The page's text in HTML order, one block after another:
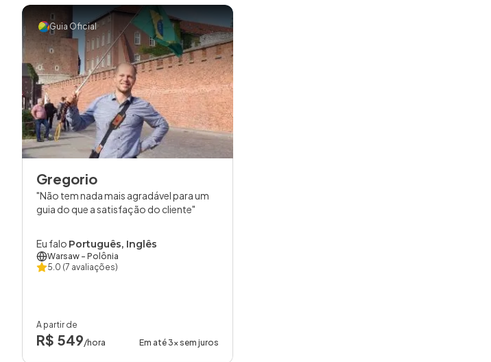
Guia Oficial
Gregorio
Não tem nada mais agradável para um
guia do que a satisfação do cliente
Eu falo Português, Inglês
Warsaw - Polônia
5.0 (7 avaliações)
A partir de
R$ 549/hora Em até 3x sem juros